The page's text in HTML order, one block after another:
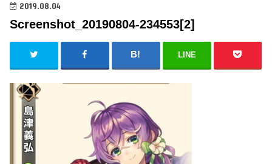
2019.08.04
Screenshot_20190804-234553[2]
LINE